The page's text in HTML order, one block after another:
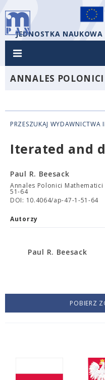
JEDNOSTKA
ANNALES
PRZESZUKAJ WYDAWNICTWA
Iterated and
Paul R. Beesack
Annales Polonici Mathematici
51-64
DOI: 10.4064/ap-47-1-51-64
Autorzy
Paul R. Beesack
POBIERZ